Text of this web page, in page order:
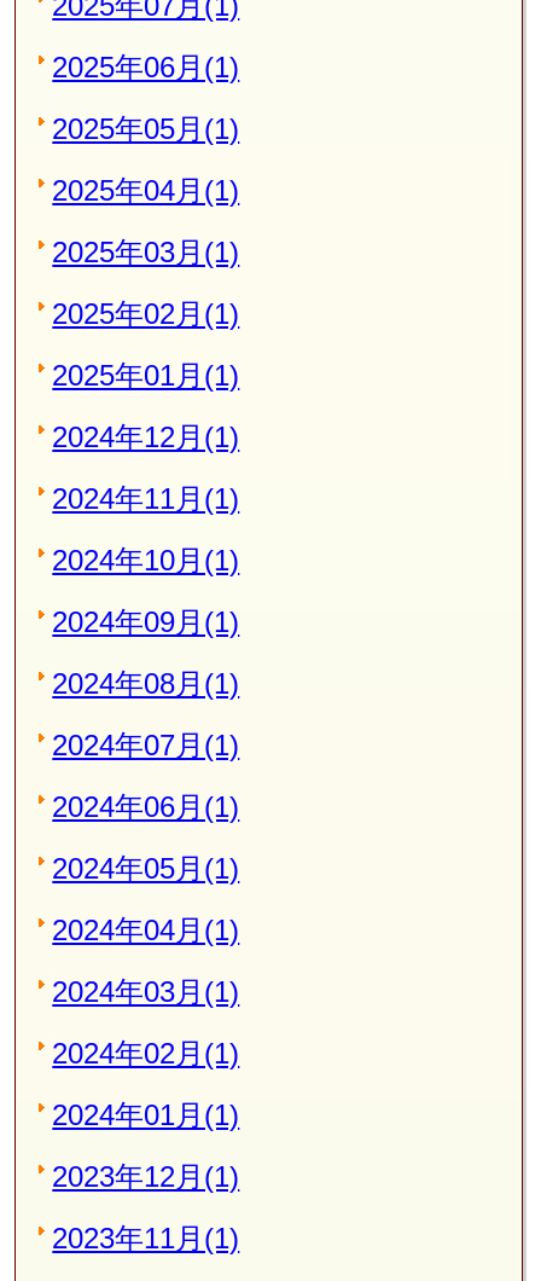
2025年06月(1)
2025年05月(1)
2025年04月(1)
2025年03月(1)
2025年02月(1)
2025年01月(1)
2024年12月(1)
2024年11月(1)
2024年10月(1)
2024年09月(1)
2024年08月(1)
2024年07月(1)
2024年06月(1)
2024年05月(1)
2024年04月(1)
2024年03月(1)
2024年02月(1)
2024年01月(1)
2023年12月(1)
2023年11月(1)